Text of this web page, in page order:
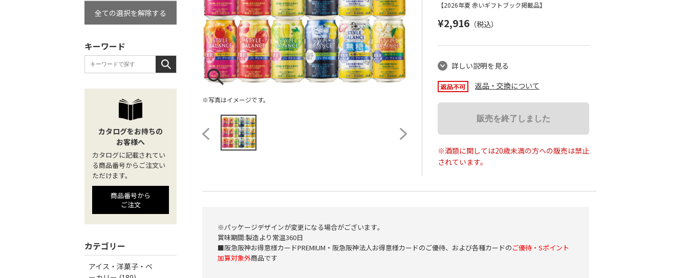
※写真はイメージです。
【2026年夏 赤いギフトブック掲載品】
¥2,916 （税込）
詳しい説明を見る
返品・交換について
販売を終了しました
※酒類に関しては20歳未満の方への販売は禁止
されています。
※パッケージデザインが変更になる場合がございます｡
賞味期間:製造より常温360日
■阪急阪神お得意様カードPREMIUM・阪急阪神法人お得意様カードのご優待、および各種カードのご優待・Sポイント
加算対象外商品です
全ての選択を解除する
キーワード
カタログをお持ちの
お客様へ
カタログに記載されてい
る商品番号からご注文い
ただけます。
商品番号から
ご注文
カテゴリー
アイス・洋菓子・ベ